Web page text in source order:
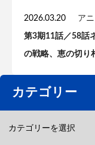
2026.03.20 アニ
第3期11話／58話
の戦略、恵の切り
カテゴリー